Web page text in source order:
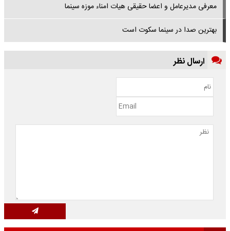
معرفی مدیرعامل و اعضا حقیقی هیات امناء موزه سینما
بهترین صدا در سینما سکوت است
ارسال نظر